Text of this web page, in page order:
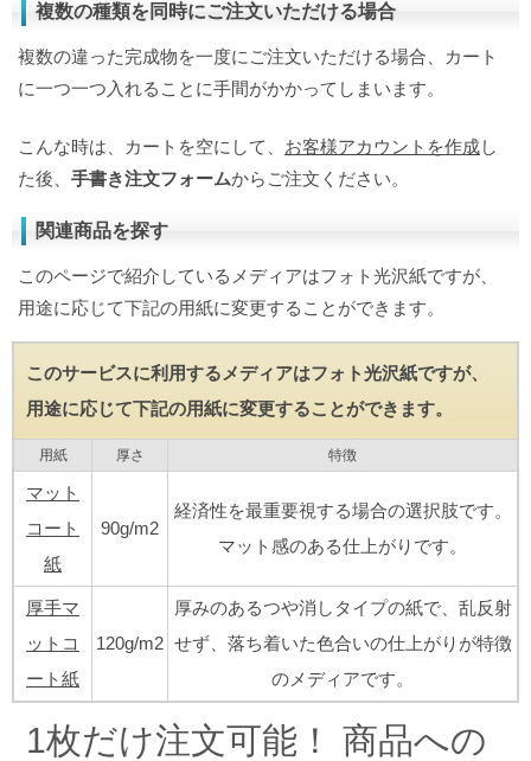
複数の種類を同時にご注文いただける場合
複数の違った完成物を一度にご注文いただける場合、カート
に一つ一つ入れることに手間がかかってしまいます。
こんな時は、カートを空にして、 お客様アカウントを作成し
た後、 手書き注文フォームからご注文ください。
関連商品を探す
このページで紹介しているメディアはフォト光沢紙ですが、
用途に応じて下記の用紙に変更することができます。
用紙 厚さ 特徴
このサービスに利用するメディアはフォト光沢紙ですが、
用途に応じて下記の用紙に変更することができます。
マット
コート
紙
90g/m2
経済性を最重要視する場合の選択肢です。
マット感のある仕上がりです。
厚手マ
ットコ
ート紙
120g/m2
厚みのあるつや消しタイプの紙で、乱反射
せず、落ち着いた色合いの仕上がりが特徴
のメディアです。
1枚だけ注文可能！ 商品への